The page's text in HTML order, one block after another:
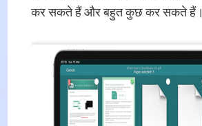
कर सकते हैं और बहुत कुछ कर सकते हैं।